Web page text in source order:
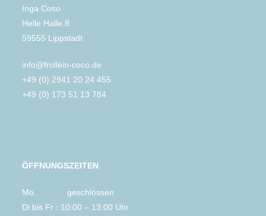
Inga Coso
Helle Halle 8
59555 Lippstadt
info@frollein-coco.de
+49 (0) 2941 20 24 455
+49 (0) 173 51 13 784
ÖFFNUNGSZEITEN
Mo. : geschlossen
Di bis Fr : 10:00 – 13:00 Uhr